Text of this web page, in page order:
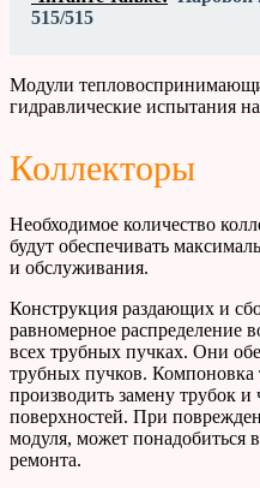
515/515
Модули
гидравлические испытания
Коллекторы
Необходимое количество
будут обеспечивать
и обслуживания.
Конструкция раздающих и
равномерное распределение
всех трубных пучках. Они
трубных пучков. Компоновка
производить замену трубок
поверхностей. При
модуля, может понадобиться
ремонта.